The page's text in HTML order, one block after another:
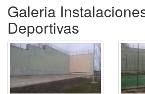
Galeria
Deportivas